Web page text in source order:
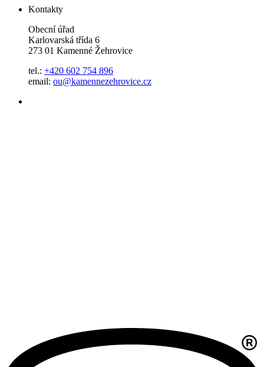
Kontakty
Obecní úřad
Karlovarská třída 6
273 01 Kamenné Žehrovice
tel.: +420 602 754 896
email: ou@kamennezehrovice.cz